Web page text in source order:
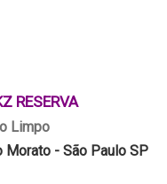
RESERVA
Limpo
- São Paulo SP